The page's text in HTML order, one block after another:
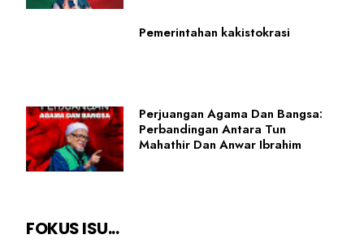
Pemerintahan kakistokrasi
Perjuangan Agama Dan Bangsa:
Perbandingan Antara Tun
Mahathir Dan Anwar Ibrahim
FOKUS ISU...